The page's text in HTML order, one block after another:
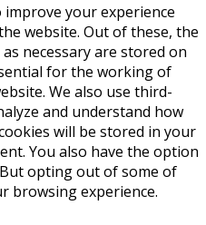
your experience
website. Out of these, the
necessary are stored on
for the working of
We also use third-
and understand how
will be stored in your
You also have the option
opting out of some of
browsing experience.